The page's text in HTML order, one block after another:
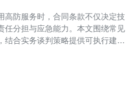
高防服务时，合同条款不仅决定技
任分担与应急能力。本文围绕常见
结合实务谈判策略提供可执行建
高防条